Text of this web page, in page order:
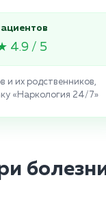
/ 5
и их родственников,
«Наркология 24/7»